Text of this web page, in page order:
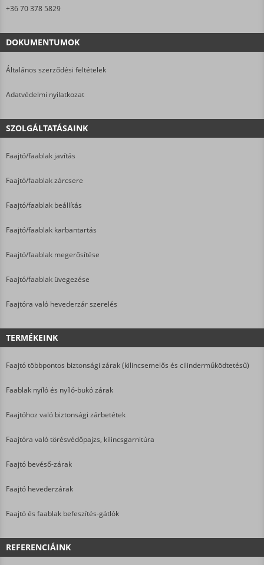
+36 70 378 5829
DOKUMENTUMOK
Általános szerződési feltételek
Adatvédelmi nyilatkozat
SZOLGÁLTATÁSAINK
Faajtó/faablak javítás
Faajtó/faablak zárcsere
Faajtó/faablak beállítás
Faajtó/faablak karbantartás
Faajtó/faablak megerősítése
Faajtó/faablak üvegezése
Faajtóra való hevederzár szerelés
TERMÉKEINK
Faajtó többpontos biztonsági zárak (kilincsemelős és cilinderműködtetésű)
Faablak nyíló és nyíló-bukó zárak
Faajtóhoz való biztonsági zárbetétek
Faajtóra való törésvédőpajzs, kilincsgarnitúra
Faajtó bevéső-zárak
Faajtó hevederzárak
Faajtó és faablak befeszítés-gátlók
REFERENCIÁINK